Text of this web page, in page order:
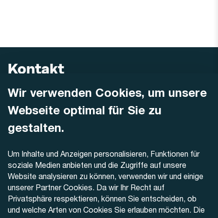
Wir verwenden Cookies, um unsere
Webseite optimal für Sie zu
gestalten.
Um Inhalte und Anzeigen personalisieren, Funktionen für
soziale Medien anbieten und die Zugriffe auf unsere
Website analysieren zu können, verwenden wir und einige
unserer Partner Cookies. Da wir Ihr Recht auf
Privatsphäre respektieren, können Sie entscheiden, ob
und welche Arten von Cookies Sie erlauben möchten. Die
Kontakt
AREMO
Dornacherstrasse 48
4500 Solothurn
+41 32 622 37 22
Kontaktformular